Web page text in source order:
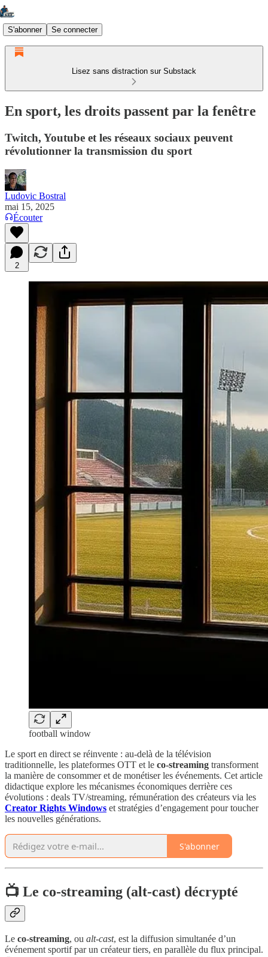
S'abonner Se connecter
Lisez sans distraction sur Substack
En sport, les droits passent par la fenêtre
Twitch, Youtube et les réseaux sociaux peuvent
révolutionner la transmission du sport
Ludovic Bostral
mai 15, 2025
Écouter
2
football window
Le sport en direct se réinvente : au-delà de la télévision
traditionnelle, les plateformes OTT et le co‑streaming transforment
la manière de consommer et de monétiser les événements. Cet article
didactique explore les mécanismes économiques derrière ces
évolutions : deals TV/streaming, rémunération des créateurs via les
Creator Rights Windows et stratégies d’engagement pour toucher
les nouvelles générations.
S'abonner
📺 Le co‑streaming (alt‑cast) décrypté
Le co‑streaming, ou alt‑cast, est la diffusion simultanée d’un
événement sportif par un créateur tiers, en parallèle du flux principal.